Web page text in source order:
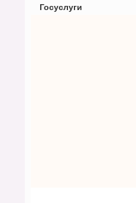
Госуслуги